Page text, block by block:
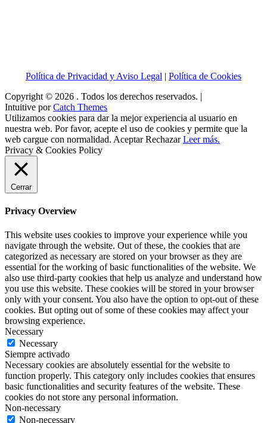
Política de Privacidad y Aviso Legal | Política de Cookies
Copyright © 2026 . Todos los derechos reservados. |
Intuitive porCatch Themes
Utilizamos cookies para dar la mejor experiencia al usuario en
nuestra web. Por favor, acepte el uso de cookies y permite que la
web cargue con normalidad. Aceptar Rechazar Leer más.
Privacy & Cookies Policy
Cerrar
Privacy Overview
This website uses cookies to improve your experience while you
navigate through the website. Out of these, the cookies that are
categorized as necessary are stored on your browser as they are
essential for the working of basic functionalities of the website. We
also use third-party cookies that help us analyze and understand how
you use this website. These cookies will be stored in your browser
only with your consent. You also have the option to opt-out of these
cookies. But opting out of some of these cookies may affect your
browsing experience.
Necessary
Necessary
Siempre activado
Necessary cookies are absolutely essential for the website to
function properly. This category only includes cookies that ensures
basic functionalities and security features of the website. These
cookies do not store any personal information.
Non-necessary
Non-necessary